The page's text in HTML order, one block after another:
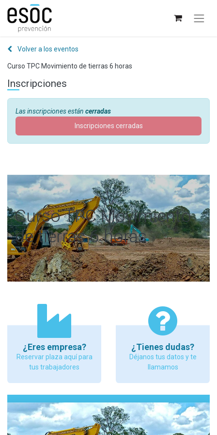
Volver a los eventos
Curso TPC Movimiento de tierras 6 horas
Inscripciones
Las inscripciones están cerradas
Inscripciones cerradas
Curso TPC Movimiento
de tierras 6 horas
¿Eres empresa?
Reservar plaza aquí para
tus trabajadores
¿Tienes dudas?
Déjanos tus datos y te
llamamos